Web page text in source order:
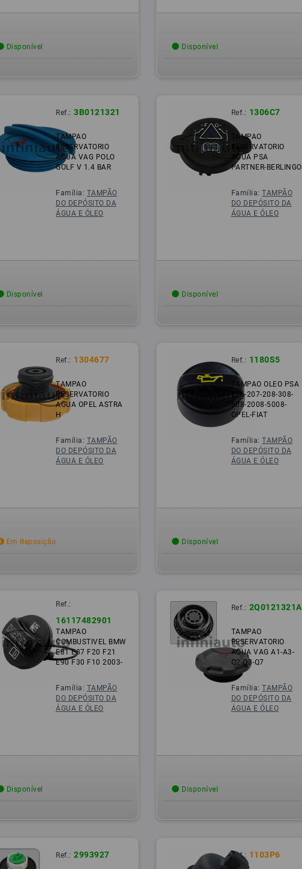
Disponível Disponível
Ref.: 3B0121321
TAMPAO
RESERVATORIO
AGUA VAG POLO
GOLF V 1.4 BAR
Família: TAMPÃO
DO DEPÓSITO DA
ÁGUA E ÓLEO
Disponível
Ref.: 1306C7
TAMPAO
RESERVATORIO
AGUA PSA
PARTNER-BERLINGO
Família:TAMPÃO
DO DEPÓSITO DA
ÁGUA E ÓLEO
Disponível
Ref.: 1304677
TAMPAO
RESERVATORIO
AGUA OPEL ASTRA
H
Família: TAMPÃO
DO DEPÓSITO DA
ÁGUA E ÓLEO
Em Reposição
Ref.: 1180S5
TAMPAO OLEO PSA
206-207-208-308-
508-2008-5008-
OPEL-FIAT
Família:TAMPÃO
DO DEPÓSITO DA
ÁGUA E ÓLEO
Disponível
Ref.:
16117482901
TAMPAO
COMBUSTIVEL BMW
E81 E87 F20 F21
E90 F30 F10 2003-
Família: TAMPÃO
DO DEPÓSITO DA
ÁGUA E ÓLEO
Disponível
Ref.: 2Q0121321A
TAMPAO
RESERVATORIO
AGUA VAG A1-A3-
Q2-Q3-Q7
Família:TAMPÃO
DO DEPÓSITO DA
ÁGUA E ÓLEO
Disponível
Ref.: 2993927 Ref.: 1103P6